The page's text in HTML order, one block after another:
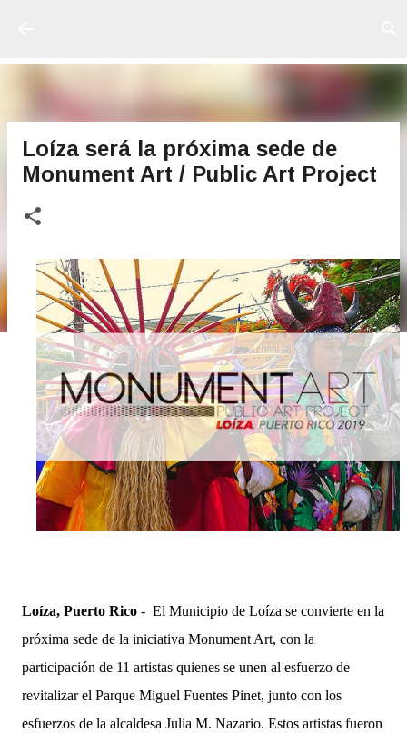
Loíza será la próxima sede de
Monument Art / Public Art Project
Loíza, Puerto Rico -  El Municipio de Loíza se convierte en la
próxima sede de la iniciativa Monument Art, con la
participación de 11 artistas quienes se unen al esfuerzo de
revitalizar el Parque Miguel Fuentes Pinet, junto con los
esfuerzos de la alcaldesa Julia M. Nazario. Estos artistas fueron